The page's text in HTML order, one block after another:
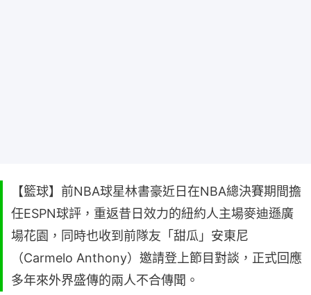
【籃球】前NBA球星林書豪近日在NBA總決賽期間擔
任ESPN球評，重返昔日效力的紐約人主場麥迪遜廣
場花園，同時也收到前隊友「甜瓜」安東尼
（Carmelo Anthony）邀請登上節目對談，正式回應
多年來外界盛傳的兩人不合傳聞。